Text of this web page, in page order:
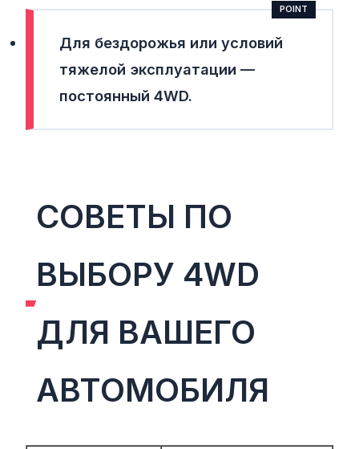
Для бездорожья или условий
тяжелой эксплуатации —
постоянный 4WD.
СОВЕТЫ ПО
ВЫБОРУ 4WD
ДЛЯ ВАШЕГО
АВТОМОБИЛЯ